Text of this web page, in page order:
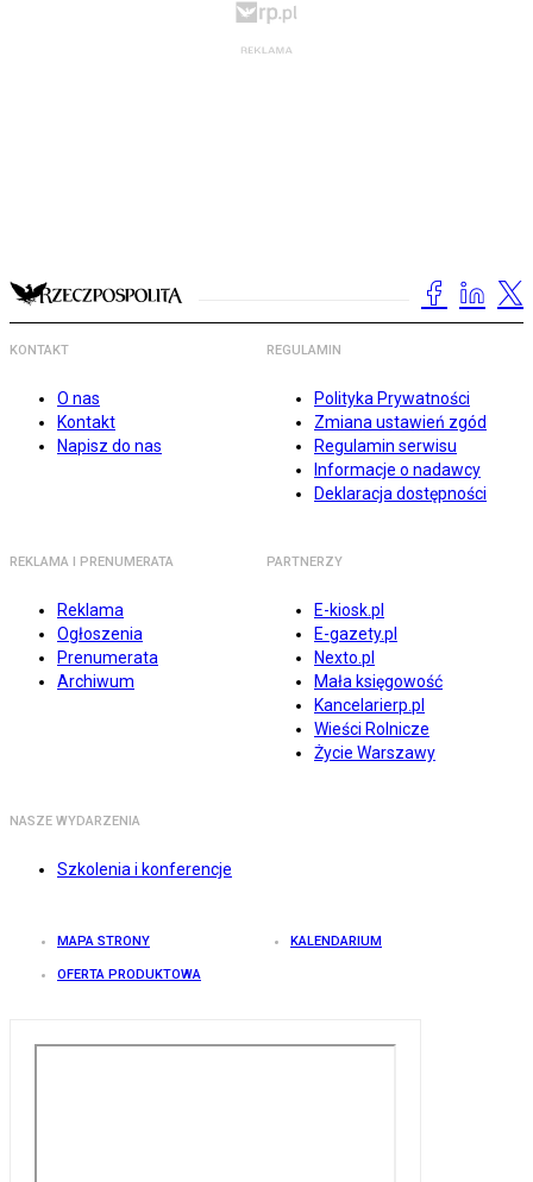
KONTAKT
O nas
Kontakt
Napisz do nas
REGULAMIN
Polityka Prywatności
Zmiana ustawień zgód
Regulamin serwisu
Informacje o nadawcy
Deklaracja dostępności
REKLAMA I PRENUMERATA
Reklama
Ogłoszenia
Prenumerata
Archiwum
PARTNERZY
E-kiosk.pl
E-gazety.pl
Nexto.pl
Mała księgowość
Kancelarierp.pl
Wieści Rolnicze
Życie Warszawy
NASZE WYDARZENIA
Szkolenia i konferencje
MAPA STRONY KALENDARIUM
OFERTA PRODUKTOWA